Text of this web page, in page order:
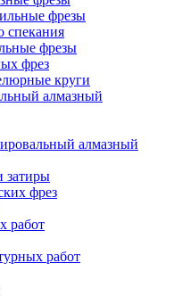
фрезы
спекания
фрезы
фрез
круги
алмазный
алмазный
затиры
фрез
работ
работ